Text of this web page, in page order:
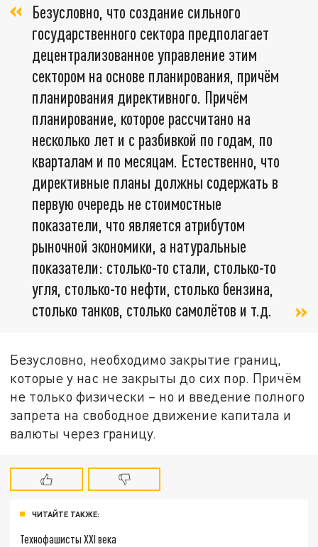
Безусловно, что создание сильного
государственного сектора предполагает
децентрализованное управление этим
сектором на основе планирования, причём
планирования директивного. Причём
планирование, которое рассчитано на
несколько лет и с разбивкой по годам, по
кварталам и по месяцам. Естественно, что
директивные планы должны содержать в
первую очередь не стоимостные
показатели, что является атрибутом
рыночной экономики, а натуральные
показатели: столько-то стали, столько-то
угля, столько-то нефти, столько бензина,
столько танков, столько самолётов и т.д.
Безусловно, необходимо закрытие границ,
которые у нас не закрыты до сих пор. Причём
не только физически – но и введение полного
запрета на свободное движение капитала и
валюты через границу.
ЧИТАЙТЕ ТАКЖЕ:
Технофашисты XXI века